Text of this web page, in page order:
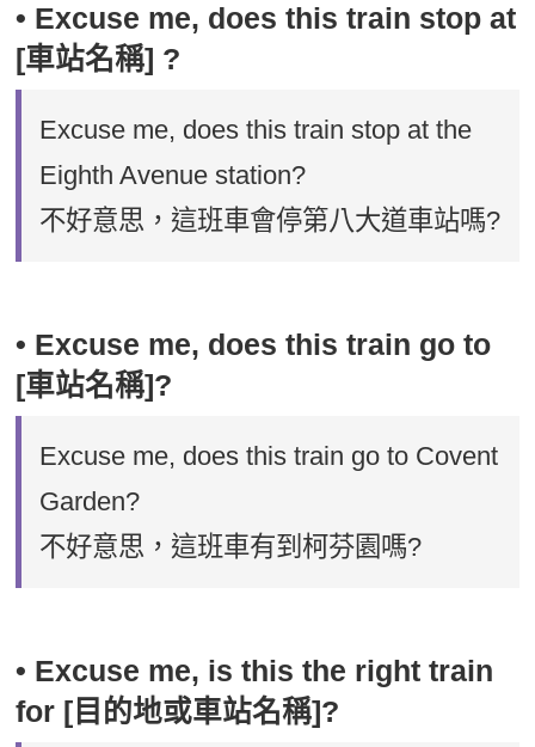
• Excuse me, does this train stop at
[車站名稱] ?
Excuse me, does this train stop at the
Eighth Avenue station?
不好意思，這班車會停第八大道車站嗎?
• Excuse me, does this train go to
[車站名稱]?
Excuse me, does this train go to Covent
Garden?
不好意思，這班車有到柯芬園嗎?
• Excuse me, is this the right train
for [目的地或車站名稱]?